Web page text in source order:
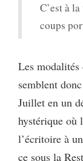
C’est à
coups
Les modalités
semblent
Juillet en un
hystérique où
l’écritoire à
ce sous la